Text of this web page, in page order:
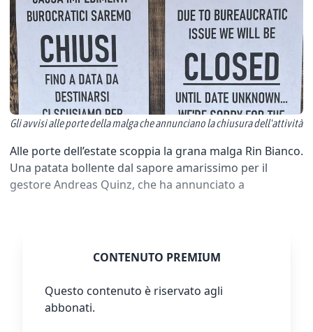
Gli avvisi alle porte della malga che annunciano la chiusura dell'attività
Alle porte dell’estate scoppia la grana malga Rin Bianco.
Una patata bollente dal sapore amarissimo per il
gestore Andreas Quinz, che ha annunciato a
CONTENUTO PREMIUM
Questo contenuto è riservato agli
abbonati.